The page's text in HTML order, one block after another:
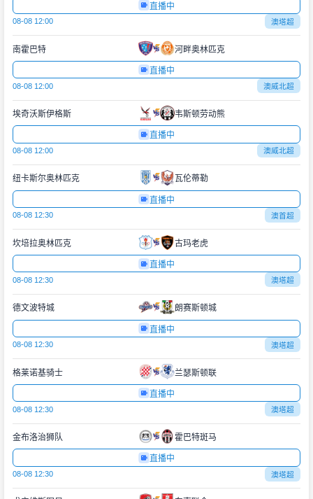
直播中
08-08 12:00 澳塔超
南霍巴特 河畔奥林匹克
直播中
08-08 12:00 澳威北超
埃奇沃斯伊格斯 韦斯顿劳动熊
直播中
08-08 12:00 澳威北超
纽卡斯尔奥林匹克 瓦伦蒂勒
直播中
08-08 12:30 澳首超
坎培拉奥林匹克 古玛老虎
直播中
08-08 12:30 澳塔超
德文波特城 朗赛斯顿城
直播中
08-08 12:30 澳塔超
格莱诺基骑士 兰瑟斯顿联
直播中
08-08 12:30 澳塔超
金布洛治狮队 霍巴特斑马
直播中
08-08 12:30 澳塔超